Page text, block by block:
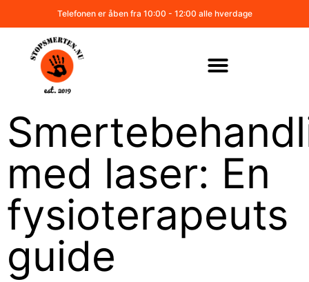
Telefonen er åben fra 10:00 - 12:00 alle hverdage
med laser: En
fysioterapeuts
guide